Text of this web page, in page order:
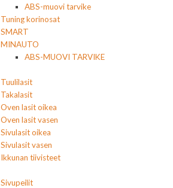
ABS-muovi tarvike
Tuning korinosat
SMART
MINAUTO
ABS-MUOVI TARVIKE
Tuulilasit
Takalasit
Oven lasit oikea
Oven lasit vasen
Sivulasit oikea
Sivulasit vasen
Ikkunan tiivisteet
Sivupeilit